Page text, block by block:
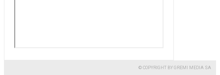
© COPYRIGHT BY GREMI MEDIA SA